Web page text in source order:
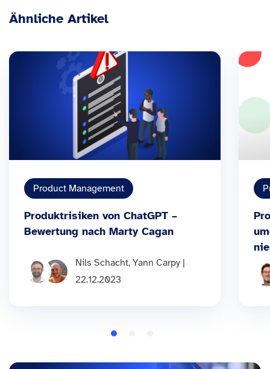
Ähnliche Artikel
Product Management
Produktrisiken von ChatGPT –
Bewertung nach Marty Cagan
Nils Schacht, Yann Carpy |
22.12.2023